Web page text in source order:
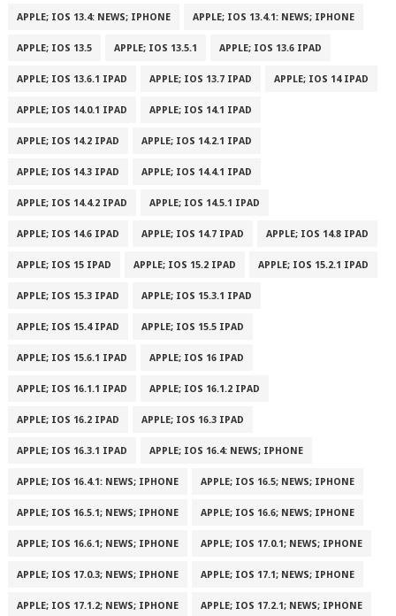
APPLE; IOS 13.4: NEWS; IPHONE APPLE; IOS 13.4.1: NEWS; IPHONE
APPLE; IOS 13.5 APPLE; IOS 13.5.1 APPLE; IOS 13.6 IPAD
APPLE; IOS 13.6.1 IPAD APPLE; IOS 13.7 IPAD APPLE; IOS 14 IPAD
APPLE; IOS 14.0.1 IPAD APPLE; IOS 14.1 IPAD
APPLE; IOS 14.2 IPAD APPLE; IOS 14.2.1 IPAD
APPLE; IOS 14.3 IPAD APPLE; IOS 14.4.1 IPAD
APPLE; IOS 14.4.2 IPAD APPLE; IOS 14.5.1 IPAD
APPLE; IOS 14.6 IPAD APPLE; IOS 14.7 IPAD APPLE; IOS 14.8 IPAD
APPLE; IOS 15 IPAD APPLE; IOS 15.2 IPAD APPLE; IOS 15.2.1 IPAD
APPLE; IOS 15.3 IPAD APPLE; IOS 15.3.1 IPAD
APPLE; IOS 15.4 IPAD APPLE; IOS 15.5 IPAD
APPLE; IOS 15.6.1 IPAD APPLE; IOS 16 IPAD
APPLE; IOS 16.1.1 IPAD APPLE; IOS 16.1.2 IPAD
APPLE; IOS 16.2 IPAD APPLE; IOS 16.3 IPAD
APPLE; IOS 16.3.1 IPAD APPLE; IOS 16.4: NEWS; IPHONE
APPLE; IOS 16.4.1: NEWS; IPHONE APPLE; IOS 16.5; NEWS; IPHONE
APPLE; IOS 16.5.1; NEWS; IPHONE APPLE; IOS 16.6; NEWS; IPHONE
APPLE; IOS 16.6.1; NEWS; IPHONE APPLE; IOS 17.0.1; NEWS; IPHONE
APPLE; IOS 17.0.3; NEWS; IPHONE APPLE; IOS 17.1; NEWS; IPHONE
APPLE; IOS 17.1.2; NEWS; IPHONE APPLE; IOS 17.2.1; NEWS; IPHONE